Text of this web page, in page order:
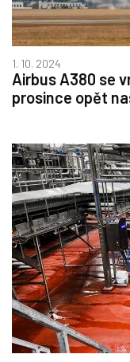
1. 10. 2024
Airbus A380 se
prosince opět